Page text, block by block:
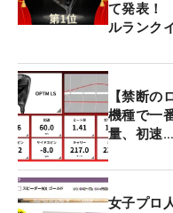
て発表！
ルランク
【禁断
機種で一
量、初速
女子プロ